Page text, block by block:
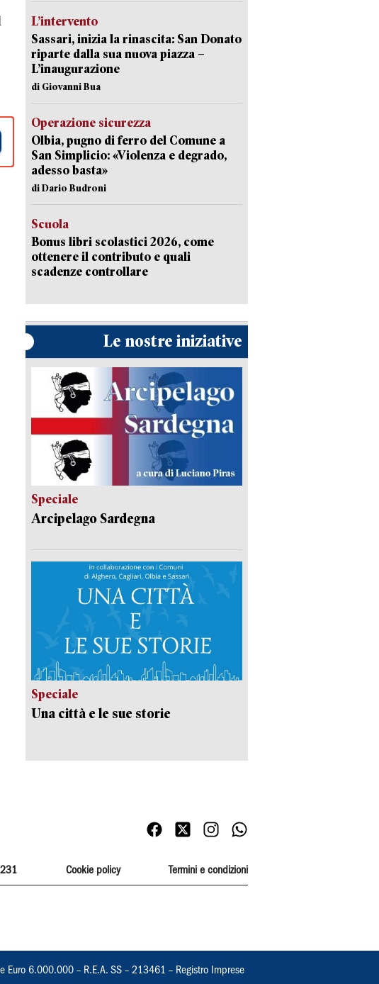
L’intervento
Sassari, inizia la rinascita: San Donato
riparte dalla sua nuova piazza –
L’inaugurazione
di Giovanni Bua
Operazione sicurezza
Olbia, pugno di ferro del Comune a
San Simplicio: «Violenza e degrado,
adesso basta»
di Dario Budroni
Scuola
Bonus libri scolastici 2026, come
ottenere il contributo e quali
scadenze controllare
Le nostre iniziative
Speciale
Arcipelago Sardegna
Speciale
Una città e le sue storie
Cookie policy Termini e condizioni
Euro 6.000.000 – R.E.A. SS – 213461 – Registro Imprese